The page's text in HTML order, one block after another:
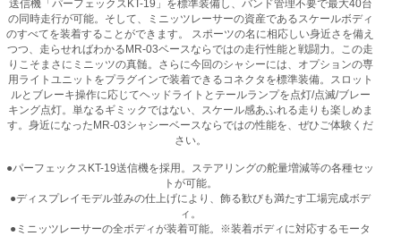
送信機「パーフェックスKT-19」を標準装備し、バンド管理不要で最大40台
の同時走行が可能。そして、ミニッツレーサーの資産であるスケールボディ
のすべてを装着することができます。 スポーツの名に相応しい身近さを備え
つつ、走らせればわかるMR-03ベースならではの走行性能と戦闘力。この走
りこそまさにミニッツの真髄。さらに今回のシャシーには、オプションの専
用ライトユニットをプラグインで装着できるコネクタを標準装備。スロット
ルとブレーキ操作に応じてヘッドライトとテールランプを点灯/点滅/ブレー
キング点灯。単なるギミックではない、スケール感あふれる走りも楽しめま
す。身近になったMR-03シャシーベースならではの性能を、ぜひご体験くだ
さい。
●パーフェックスKT-19送信機を採用。ステアリングの舵量増減等の各種セッ
トが可能。
●ディスプレイモデル並みの仕上げにより、飾る歓びも満たす工場完成ボデ
ィ。
●ミニッツレーサーの全ボディが装着可能。※装着ボディに対応するモータ